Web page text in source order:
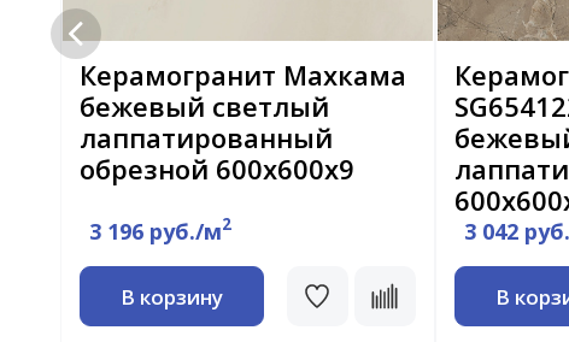
Керамогранит Махкама
бежевый светлый
лаппатированный
обрезной 600x600x9
3 196 руб./м2
В корзину
3 042
В